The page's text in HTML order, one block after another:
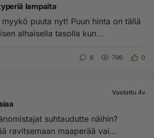
lampaita
puuta nyt! Puun hinta on tällä
alhaisella tasolla kun
8 796 0
Vastattu 4v
suhtaudutte näihin?
ravitsemaan maaperää vai